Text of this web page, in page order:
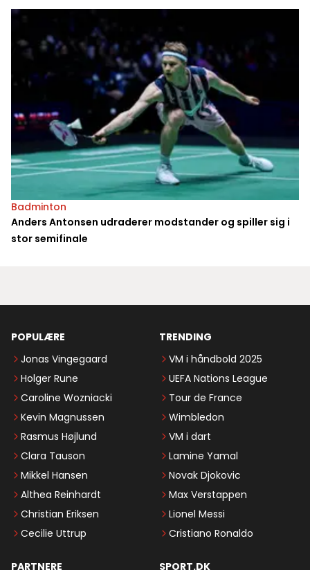
Badminton
Anders Antonsen udraderer modstander og spiller sig i
stor semifinale
POPULÆRE
Jonas Vingegaard
Holger Rune
Caroline Wozniacki
Kevin Magnussen
Rasmus Højlund
Clara Tauson
Mikkel Hansen
Althea Reinhardt
Christian Eriksen
Cecilie Uttrup
TRENDING
VM i håndbold 2025
UEFA Nations League
Tour de France
Wimbledon
VM i dart
Lamine Yamal
Novak Djokovic
Max Verstappen
Lionel Messi
Cristiano Ronaldo
PARTNERE SPORT.DK